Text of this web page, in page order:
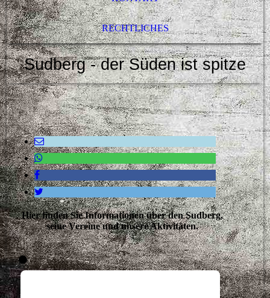
RECHTLICHES
Sudberg - der Süden ist spitze
Hier finden Sie Informationen über den Sudberg,
seine Vereine und unsere Aktivitäten.